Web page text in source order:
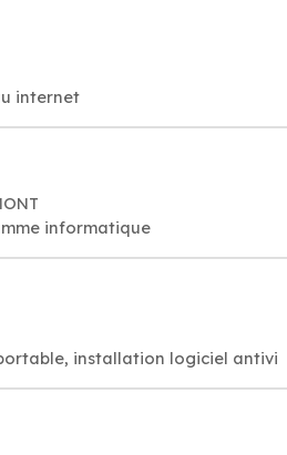
internet
informatique
installation logiciel antivi